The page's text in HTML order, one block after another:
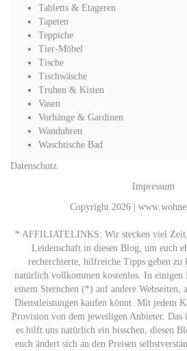
Tabletts & Etageren
Tapeten
Teppiche
Tier-Möbel
Tische
Tischwäsche
Truhen & Kisten
Vasen
Vorhänge & Gardinen
Wanduhren
Waschtische Bad
Datenschutz
Impressum
Copyright 2026 |
* AFFILIATELINKS: Wir stecken viel Zeit,
Leidenschaft in diesen Blog, um euch
recherchierte, hilfreiche Tipps geben zu
natürlich vollkommen kostenlos. In
einem Sternchen (*) auf andere Webseiten,
Dienstleistungen kaufen könnt. Mit jedem
Provision von dem jeweiligen Anbieter. Das
es hilft uns natürlich ein bisschen, diesen
euch ändert sich an den Preisen